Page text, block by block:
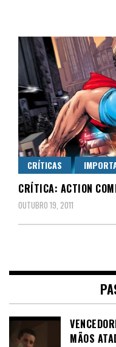
Central
CRÍTICAS
CRÍTICA: ACTION
OUTUBRO 19, 2011
MÃOS